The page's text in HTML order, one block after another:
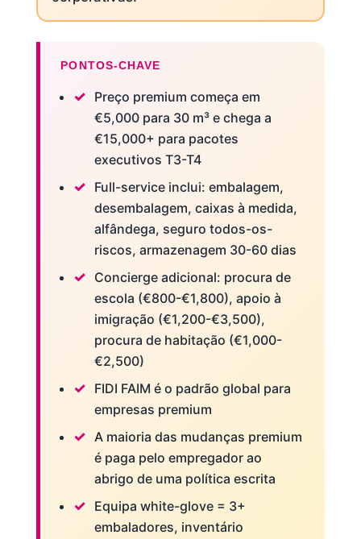
PONTOS-CHAVE
Preço premium começa em
€5,000 para 30 m³ e chega a
€15,000+ para pacotes
executivos T3-T4
Full-service inclui: embalagem,
desembalagem, caixas à medida,
alfândega, seguro todos-os-
riscos, armazenagem 30-60 dias
Concierge adicional: procura de
escola (€800-€1,800), apoio à
imigração (€1,200-€3,500),
procura de habitação (€1,000-
€2,500)
FIDI FAIM é o padrão global para
empresas premium
A maioria das mudanças premium
é paga pelo empregador ao
abrigo de uma política escrita
Equipa white-glove = 3+
embaladores, inventário